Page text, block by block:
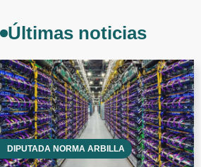
Últimas noticias
DIPUTADA NORMA ARBILLA